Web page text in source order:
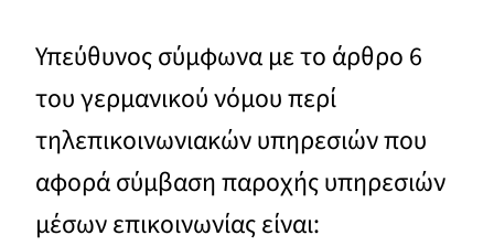
Υπεύθυνος σύμφωνα με το άρθρο 6
του γερμανικού νόμου περί
τηλεπικοινωνιακών υπηρεσιών που
αφορά σύμβαση παροχής υπηρεσιών
μέσων επικοινωνίας είναι: